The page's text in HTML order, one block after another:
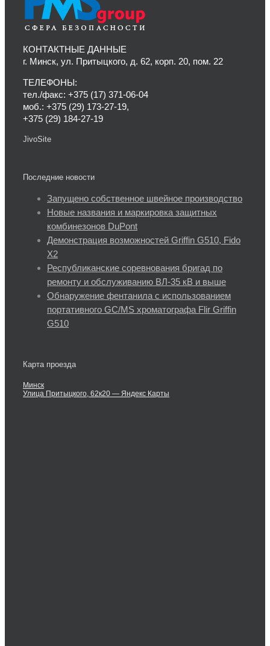
КОНТАКТНЫЕ ДАННЫЕ
г. Минск, ул. Притыцкого, д. 62, корп. 20, пом. 22
ТЕЛЕФОНЫ:
тел./факс: +375 (17) 371-06-04
моб.: +375 (29) 173-27-19,
+375 (29) 184-27-19
JivoSite
Последние новости
Запущено собственное швейное производство
Новые названия и маркировка защитных
комбинезонов DuPont
Демонстрация возможностей Griffin G510, Fido
X2
Республиканские соревнования бригад по
ремонту и обслуживанию ВЛ-35 кВ и выше
Обнаружение фентанила с использованием
портативного GC/MS хроматографа Flir Griffin
G510
Карта проезда
Минск
Улица Притыцкого, 62к20 — Яндекс Карты